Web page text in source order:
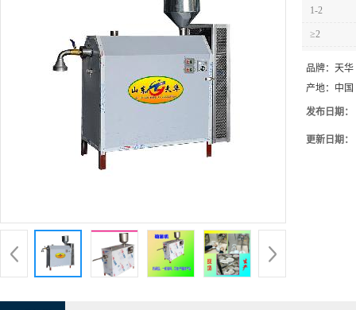
1-2
≥2
品牌： 天华
产地： 中国
发布日期：
更新日期：